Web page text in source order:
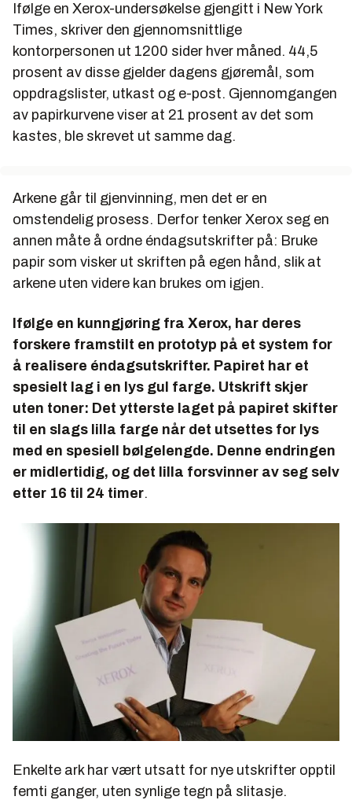
Ifølge en Xerox-undersøkelse gjengitt i New York
Times, skriver den gjennomsnittlige
kontorpersonen ut 1200 sider hver måned. 44,5
prosent av disse gjelder dagens gjøremål, som
oppdragslister, utkast og e-post. Gjennomgangen
av papirkurvene viser at 21 prosent av det som
kastes, ble skrevet ut samme dag.
Arkene går til gjenvinning, men det er en
omstendelig prosess. Derfor tenker Xerox seg en
annen måte å ordne éndagsutskrifter på: Bruke
papir som visker ut skriften på egen hånd, slik at
arkene uten videre kan brukes om igjen.
Ifølge en kunngjøring fra Xerox, har deres
forskere framstilt en prototyp på et system for
å realisere éndagsutskrifter. Papiret har et
spesielt lag i en lys gul farge. Utskrift skjer
uten toner: Det ytterste laget på papiret skifter
til en slags lilla farge når det utsettes for lys
med en spesiell bølgelengde. Denne endringen
er midlertidig, og det lilla forsvinner av seg selv
etter 16 til 24 timer.
Enkelte ark har vært utsatt for nye utskrifter opptil
femti ganger, uten synlige tegn på slitasje.